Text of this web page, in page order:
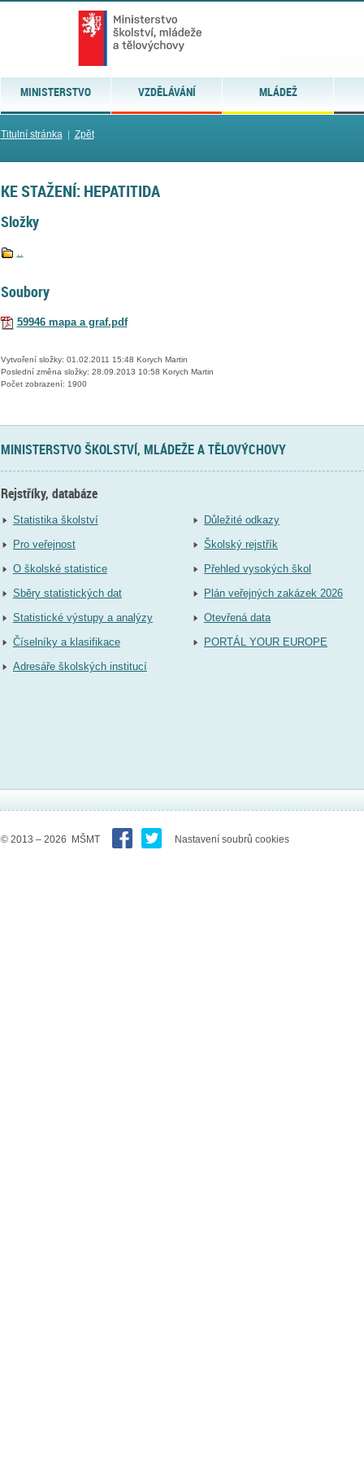
MINISTERSTVO VZDĚLÁVÁNÍ MLÁDEŽ
Titulní stránka| Zpět
KE STAŽENÍ: HEPATITIDA
Složky
..
Soubory
59946 mapa a graf.pdf
Vytvoření složky: 01.02.2011 15:48 Korych Martin
Poslední změna složky: 28.09.2013 10:58 Korych Martin
Počet zobrazení: 1900
MINISTERSTVO ŠKOLSTVÍ, MLÁDEŽE A TĚLOVÝCHOVY
Rejstříky, databáze
Statistika školství
Pro veřejnost
O školské statistice
Sběry statistických dat
Statistické výstupy a analýzy
Číselníky a klasifikace
Adresáře školských institucí
Důležité odkazy
Školský rejstřík
Přehled vysokých škol
Plán veřejných zakázek 2026
Otevřená data
PORTÁL YOUR EUROPE
© 2013 – 2026 MŠMT Nastavení soubrů cookies